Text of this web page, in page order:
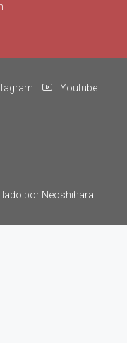
Youtube
por Neoshihara